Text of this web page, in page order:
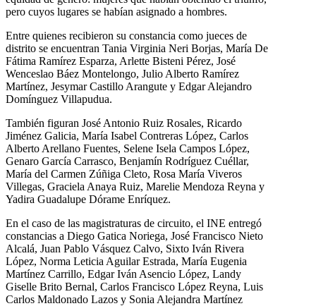
pero cuyos lugares se habían asignado a hombres.
Entre quienes recibieron su constancia como jueces de
distrito se encuentran Tania Virginia Neri Borjas, María De
Fátima Ramírez Esparza, Arlette Bisteni Pérez, José
Wenceslao Báez Montelongo, Julio Alberto Ramírez
Martínez, Jesymar Castillo Arangute y Edgar Alejandro
Domínguez Villapudua.
También figuran José Antonio Ruiz Rosales, Ricardo
Jiménez Galicia, María Isabel Contreras López, Carlos
Alberto Arellano Fuentes, Selene Isela Campos López,
Genaro García Carrasco, Benjamín Rodríguez Cuéllar,
María del Carmen Zúñiga Cleto, Rosa María Viveros
Villegas, Graciela Anaya Ruiz, Marelie Mendoza Reyna y
Yadira Guadalupe Dórame Enríquez.
En el caso de las magistraturas de circuito, el INE entregó
constancias a Diego Gatica Noriega, José Francisco Nieto
Alcalá, Juan Pablo Vásquez Calvo, Sixto Iván Rivera
López, Norma Leticia Aguilar Estrada, María Eugenia
Martínez Carrillo, Edgar Iván Asencio López, Landy
Giselle Brito Bernal, Carlos Francisco López Reyna, Luis
Carlos Maldonado Lazos y Sonia Alejandra Martínez